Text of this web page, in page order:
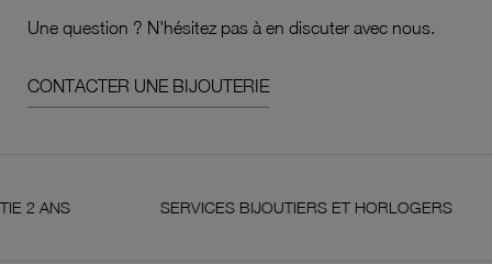
Une question ? N'hésitez pas à en discuter avec nous.
CONTACTER UNE BIJOUTERIE
SERVICES BIJOUTIERS ET HORLOGERS